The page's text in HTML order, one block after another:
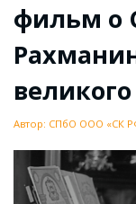
фильм о
Автор: СПбО ООО «СК